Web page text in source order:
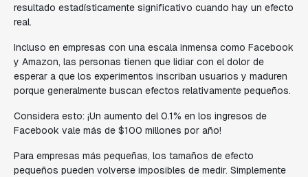
resultado estadísticamente significativo cuando hay un efecto
real.
Incluso en empresas con una escala inmensa como Facebook
y Amazon, las personas tienen que lidiar con el dolor de
esperar a que los experimentos inscriban usuarios y maduren
porque generalmente buscan efectos relativamente pequeños.
Considera esto: ¡Un aumento del 0.1% en los ingresos de
Facebook vale más de $100 millones por año!
Para empresas más pequeñas, los tamaños de efecto
pequeños pueden volverse imposibles de medir. Simplemente